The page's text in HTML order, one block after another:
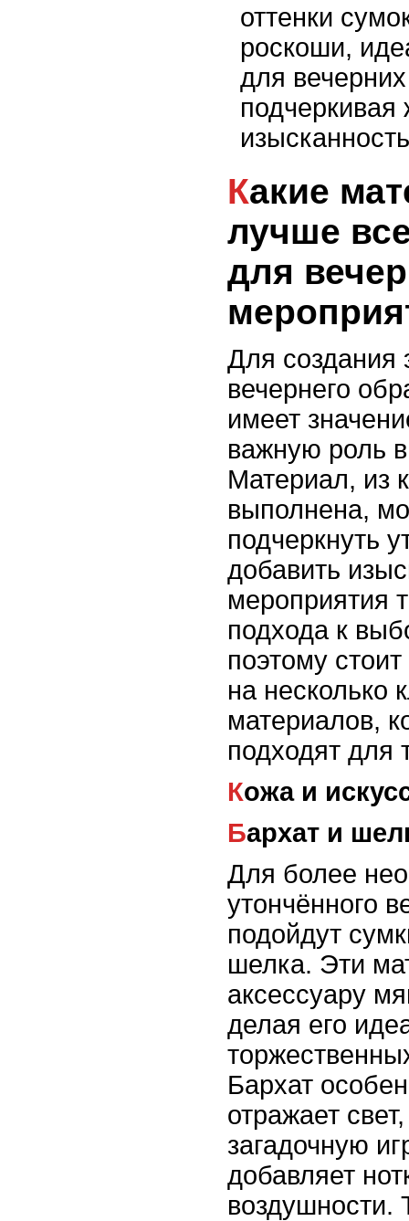
оттенки
роскоши,
для
подчеркивая
Какие материалы сумок
лучше
для
Для создания
вечернего
имеет
важную роль
Материал, из
выполнена,
подчеркнуть
добавить
мероприятия
подхода к
поэтому
на несколько
материалов,
подходят для
Кожа и
Бархат и
Для более
утончённого
подойдут
шелка. Эти
аксессуару
делая его
Бархат
отражает
загадочную
добавляет
воздушности.